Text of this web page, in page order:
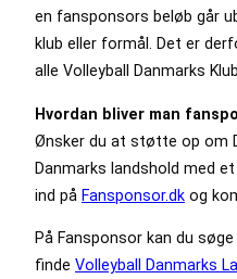
en fansponsors beløb går
klub eller formål. Det er
alle Volleyball Danmarks
Hvordan bliver man
Ønsker du at støtte op om
Danmarks landshold med
ind på Fansponsor.dk og
På Fansponsor kan du
finde Volleyball Danmarks